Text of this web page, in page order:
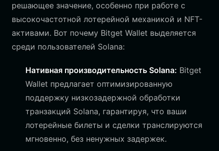
решающее значение, особенно при работе с
высокочастотной лотерейной механикой и NFT-
активами. Вот почему Bitget Wallet выделяется
среди пользователей Solana:
Нативная производительность Solana: Bitget
Wallet предлагает оптимизированную
поддержку низкозадержной обработки
транзакций Solana, гарантируя, что ваши
лотерейные билеты и сделки транслируются
мгновенно, без ненужных задержек.